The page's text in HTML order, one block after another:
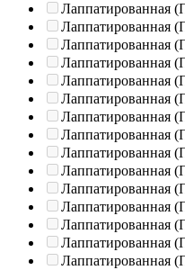
Лаппатированная
Лаппатированная
Лаппатированная
Лаппатированная
Лаппатированная
Лаппатированная
Лаппатированная
Лаппатированная
Лаппатированная
Лаппатированная
Лаппатированная
Лаппатированная
Лаппатированная
Лаппатированная
Лаппатированная